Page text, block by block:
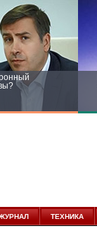
ТЕХНИКА